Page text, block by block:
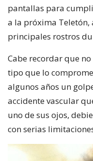
pantallas para
a la próxima Teletón,
principales rostros
Cabe recordar que
tipo que lo
algunos años un
accidente vascular
uno de sus ojos,
con serias